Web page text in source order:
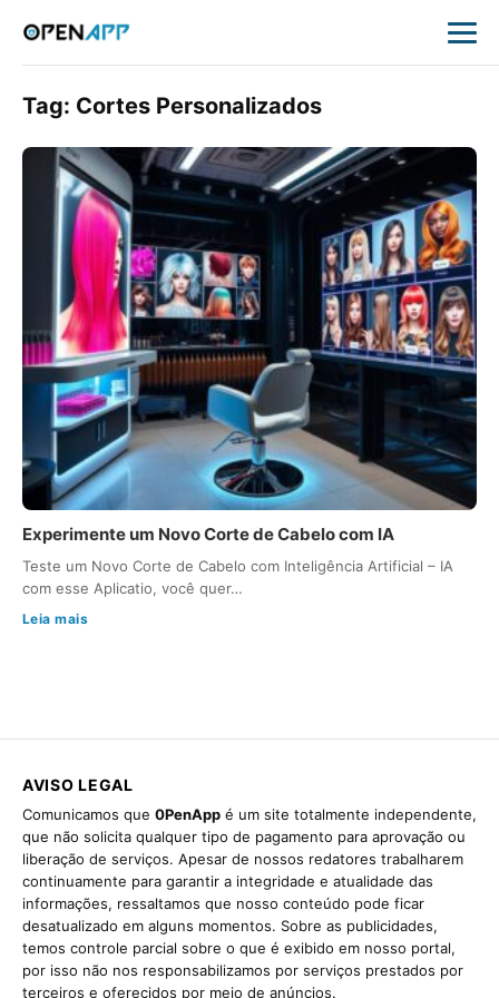
Tag: Cortes Personalizados
Experimente um Novo Corte de Cabelo com IA
Teste um Novo Corte de Cabelo com Inteligência Artificial – IA
com esse Aplicatio, você quer…
Leia mais
AVISO LEGAL
Comunicamos que 0PenApp é um site totalmente independente,
que não solicita qualquer tipo de pagamento para aprovação ou
liberação de serviços. Apesar de nossos redatores trabalharem
continuamente para garantir a integridade e atualidade das
informações, ressaltamos que nosso conteúdo pode ficar
desatualizado em alguns momentos. Sobre as publicidades,
temos controle parcial sobre o que é exibido em nosso portal,
por isso não nos responsabilizamos por serviços prestados por
terceiros e oferecidos por meio de anúncios.